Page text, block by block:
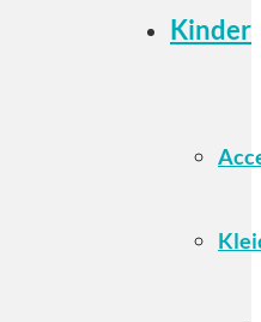
Kinder